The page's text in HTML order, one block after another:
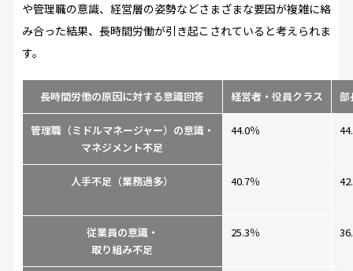
や管理職の意識、経営層の姿勢などさまざまな要因が複雑に絡
み合った結果、長時間労働が引き起こされていると考えられま
す。
長時間労働の原因に対する意識回答 経営者・役員クラス 部
管理職（ミドルマネージャー）の意識・
マネジメント不足
44.0％
人手不足（業務過多） 40.7％
従業員の意識・
取り組み不足
25.3％